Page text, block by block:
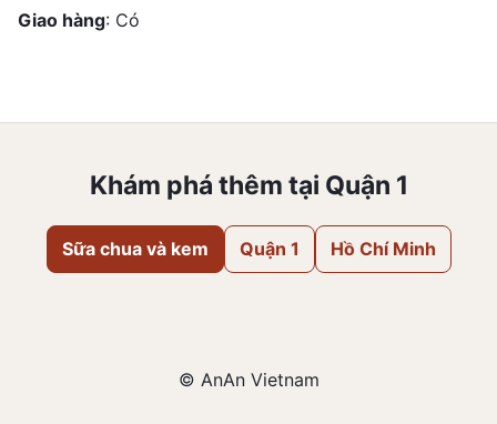
Giao hàng: Có
Khám phá thêm tại Quận 1
Sữa chua và kem Quận 1 Hồ Chí Minh
© AnAn Vietnam